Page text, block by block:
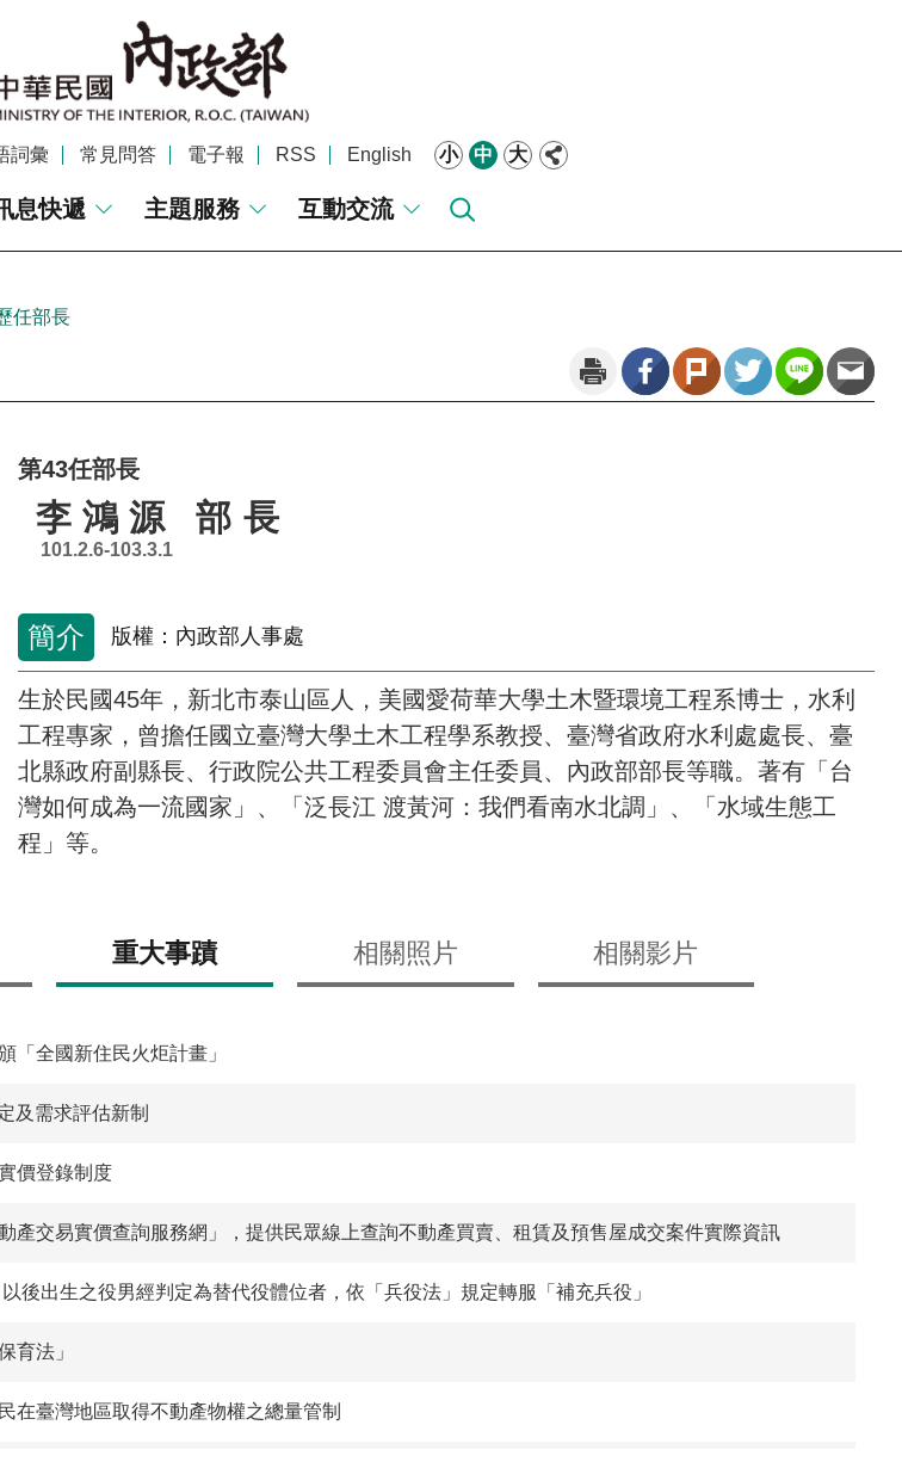
詞彙 常見問答 電子報 RSS English 小 中 大
息快遞 主題服務 互動交流
任部長
第43任部長
李鴻源 部長
101.2.6-103.3.1
簡介 版權：內政部人事處
生於民國45年，新北市泰山區人，美國愛荷華大學土木暨環境工程系博士，水利
工程專家，曾擔任國立臺灣大學土木工程學系教授、臺灣省政府水利處處長、臺
北縣政府副縣長、行政院公共工程委員會主任委員、內政部部長等職。著有「台
灣如何成為一流國家」、「泛長江 渡黃河：我們看南水北調」、「水域生態工
程」等。
重大事蹟 相關照片 相關影片
「全國新住民火炬計畫」
及需求評估新制
價登錄制度
產交易實價查詢服務網」，提供民眾線上查詢不動產買賣、租賃及預售屋成交案件實際資訊
後出生之役男經判定為替代役體位者，依「兵役法」規定轉服「補充兵役」
育法」
在臺灣地區取得不動產物權之總量管制